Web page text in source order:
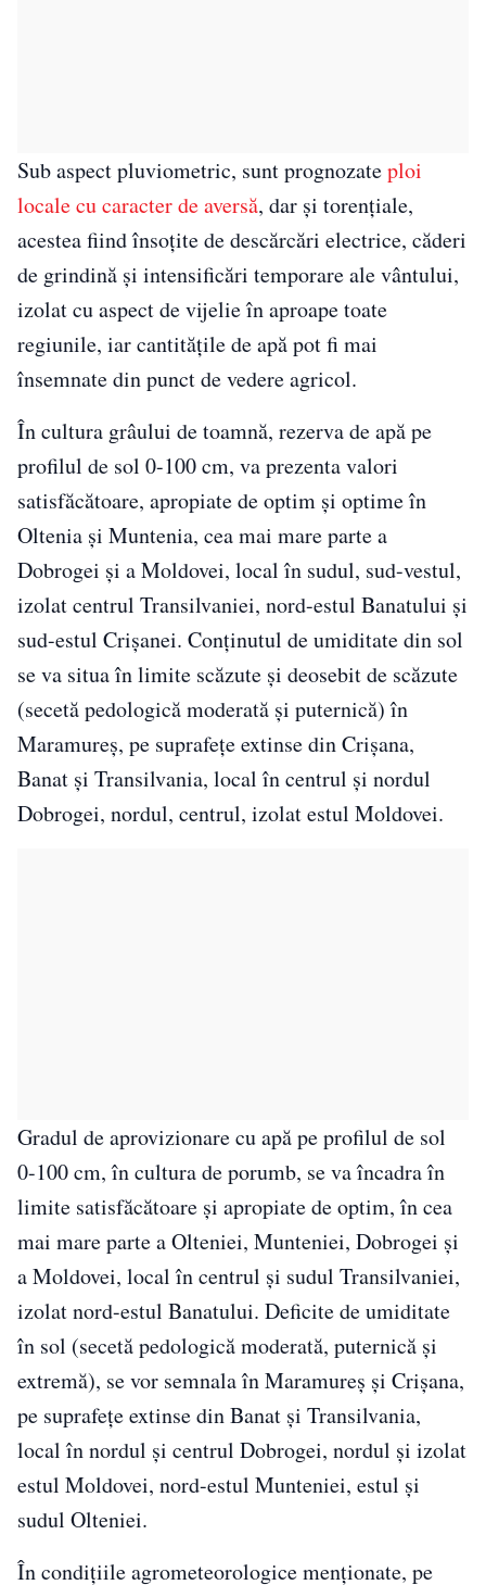
Sub aspect pluviometric, sunt prognozateploi
locale cu caracter de aversă, dar şi torenţiale,
acestea fiind însoţite de descărcări electrice, căderi
de grindină şi intensificări temporare ale vântului,
izolat cu aspect de vijelie în aproape toate
regiunile, iar cantităţile de apă pot fi mai
însemnate din punct de vedere agricol.
În cultura grâului de toamnă, rezerva de apă pe
profilul de sol 0-100 cm, va prezenta valori
satisfăcătoare, apropiate de optim și optime în
Oltenia și Muntenia, cea mai mare parte a
Dobrogei și a Moldovei, local în sudul, sud-vestul,
izolat centrul Transilvaniei, nord-estul Banatului și
sud-estul Crișanei. Conținutul de umiditate din sol
se va situa în limite scăzute și deosebit de scăzute
(secetă pedologică moderată și puternică) în
Maramureș, pe suprafețe extinse din Crișana,
Banat și Transilvania, local în centrul și nordul
Dobrogei, nordul, centrul, izolat estul Moldovei.
Gradul de aprovizionare cu apă pe profilul de sol
0-100 cm, în cultura de porumb, se va încadra în
limite satisfăcătoare și apropiate de optim, în cea
mai mare parte a Olteniei, Munteniei, Dobrogei și
a Moldovei, local în centrul și sudul Transilvaniei,
izolat nord-estul Banatului. Deficite de umiditate
în sol (secetă pedologică moderată, puternică și
extremă), se vor semnala în Maramureș și Crișana,
pe suprafețe extinse din Banat și Transilvania,
local în nordul și centrul Dobrogei, nordul și izolat
estul Moldovei, nord-estul Munteniei, estul și
sudul Olteniei.
În condiţiile agrometeorologice menţionate, pe